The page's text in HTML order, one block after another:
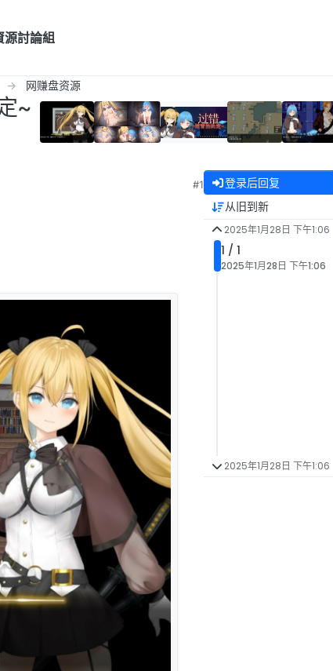
源討論組
网赚盘资源
~
#1 登录后回复
从旧到新
2025年1月28日 下午1:06
1 / 1
2025年1月28日 下午1:06
2025年1月28日 下午1:06